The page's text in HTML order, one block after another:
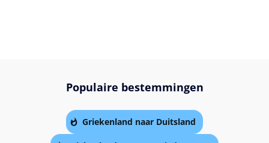
Populaire bestemmingen
Griekenland naar Duitsland